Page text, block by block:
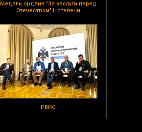
Медаль ордена "За заслуги перед
Отечеством" II степени
РВИО